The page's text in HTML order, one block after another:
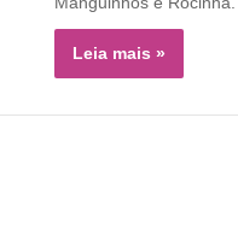
Leia mais »